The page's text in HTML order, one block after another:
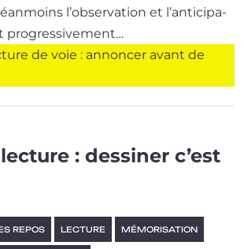
l’ob­ser­va­tion et l’an­ti­ci­pa­
pro­gres­si­ve­ment…
de voie : annoncer avant de
: dessiner c’est
REPOS LECTURE MÉMORISATION